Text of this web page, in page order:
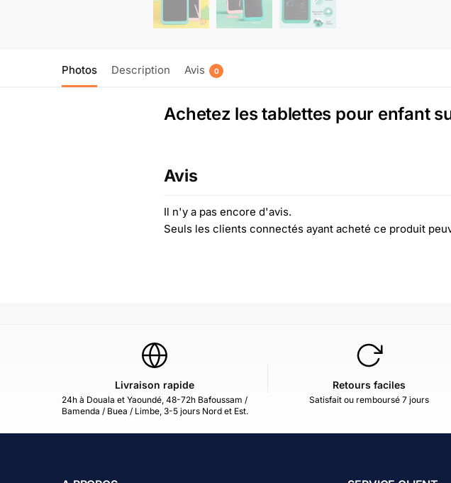
Photos Description Avis 0
Achetez les tablettes pour enfant
Avis
Il n'y a pas encore d'avis.
Seuls les clients connectés ayant acheté ce produit
Livraison rapide
24h à Douala et Yaoundé, 48-72h Bafoussam /
Bamenda / Buea / Limbe, 3-5 jours Nord et Est.
Retours faciles
Satisfait ou remboursé 7 jours